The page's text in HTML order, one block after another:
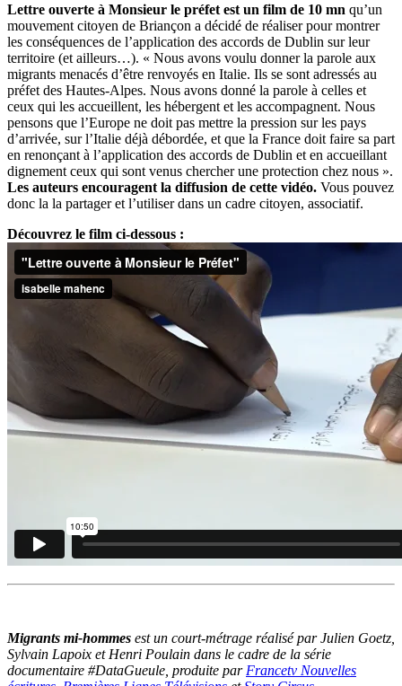
Lettre ouverte à Monsieur le préfet est un film de 10 mn qu’un
mouvement citoyen de Briançon a décidé de réaliser pour montrer
les conséquences de l’application des accords de Dublin sur leur
territoire (et ailleurs…). « Nous avons voulu donner la parole aux
migrants menacés d’être renvoyés en Italie. Ils se sont adressés au
préfet des Hautes-Alpes. Nous avons donné la parole à celles et
ceux qui les accueillent, les hébergent et les accompagnent. Nous
pensons que l’Europe ne doit pas mettre la pression sur les pays
d’arrivée, sur l’Italie déjà débordée, et que la France doit faire sa part
en renonçant à l’application des accords de Dublin et en accueillant
dignement ceux qui sont venus chercher une protection chez nous ».
Les auteurs encouragent la diffusion de cette vidéo. Vous pouvez
donc la la partager et l’utiliser dans un cadre citoyen, associatif.
Découvrez le film ci-dessous :
Migrants mi-hommes est un court-métrage réalisé par Julien Goetz,
Sylvain Lapoix et Henri Poulain dans le cadre de la série
documentaire #DataGueule, produite par Francetv Nouvelles